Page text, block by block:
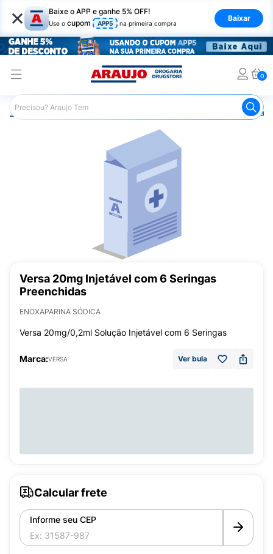
× Baixe o APP e ganhe 5% OFF!
Use o cupom APP5 na primeira compra
Baixar
0
Araujo Medicamentos Remédio para o Sistema
Versa 20mg Injetável com 6 Seringas
Preenchidas
ENOXAPARINA SÓDICA
Versa 20mg/0,2ml Solução Injetável com 6 Seringas
Marca:VERSA Ver bula
Calcular frete
Informe seu CEP